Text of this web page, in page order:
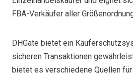
FBA-Verkäufer aller
DHGate bietet ein
sicheren Transaktionen
bietet es verschiedene Quellen